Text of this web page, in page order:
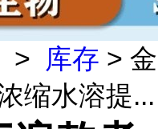
> 库存 > 金
缩水溶提...